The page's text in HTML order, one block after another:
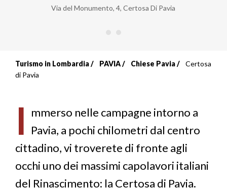
Via del Monumento, 4, Certosa Di Pavia
Briciole
pane
Turismo in Lombardia PAVIA Chiese Pavia
Certosa
di Pavia
I mmerso nelle campagne intorno a
Pavia, a pochi chilometri dal centro
cittadino, vi troverete di fronte agli
occhi uno dei massimi capolavori italiani
del Rinascimento: la Certosa di Pavia.